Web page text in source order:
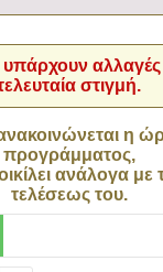
αλλαγές
στιγμή.
η
προγράμματος,
ανάλογα με
τελέσεως του.